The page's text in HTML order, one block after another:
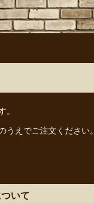
。
えでご注文ください。
いて